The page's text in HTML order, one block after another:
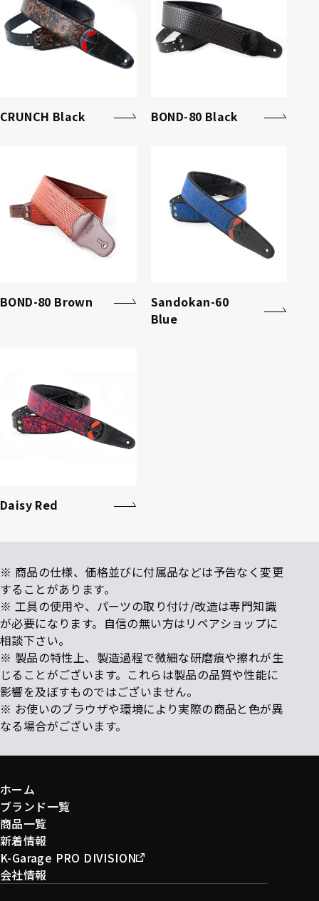
CRUNCH Black BOND-80 Black
BOND-80 Brown
Sandokan-60
Blue
Daisy Red
※ 商品の仕様、価格並びに付属品などは予告なく変更
することがあります。
※ 工具の使用や、パーツの取り付け/改造は専門知識
が必要になります。自信の無い方はリペアショップに
相談下さい。
※ 製品の特性上、製造過程で微細な研磨痕や擦れが生
じることがございます。これらは製品の品質や性能に
影響を及ぼすものではございません。
※ お使いのブラウザや環境により実際の商品と色が異
なる場合がございます。
ホーム
ブランド一覧
商品一覧
新着情報
K-Garage PRO DIVISION
会社情報